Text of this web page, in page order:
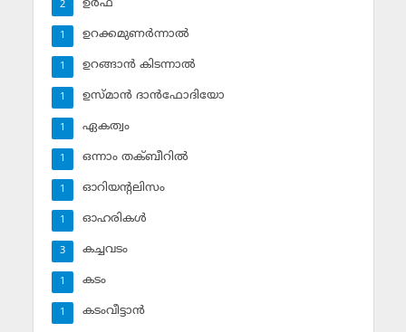
2
ഉറക്കമുണര്‍ന്നാല്‍
1
ഉറങ്ങാന്‍ കിടന്നാല്‍
1
ഉസ്മാന്‍ ദാന്‍ഫോദിയോ
1
ഏകത്വം
1
ഒന്നാം തക്ബീറില്‍
1
ഓറിയന്റലിസം
1
ഓഹരികള്‍
1
കച്ചവടം
3
കടം
1
കടംവീട്ടാന്‍
1